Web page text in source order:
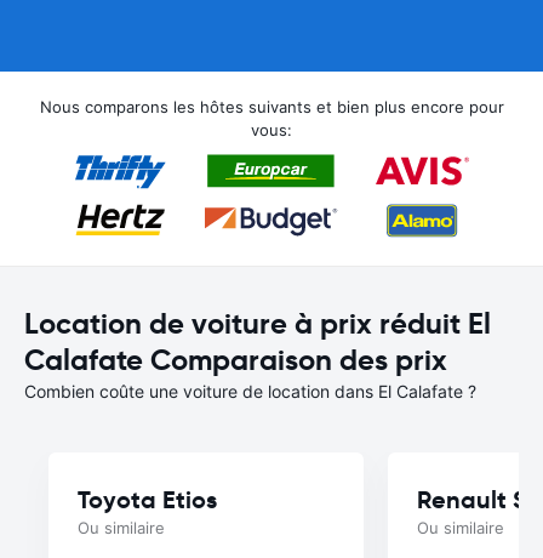
Nous comparons les hôtes suivants et bien plus encore pour
vous:
Location de voiture à prix réduit El
Calafate Comparaison des prix
Combien coûte une voiture de location dans El Calafate ?
Toyota Etios
Ou similaire
Renault
Ou similaire